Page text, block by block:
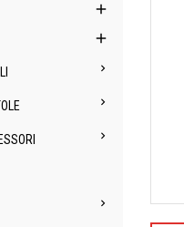





